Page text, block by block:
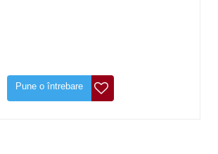
Pune o întrebare